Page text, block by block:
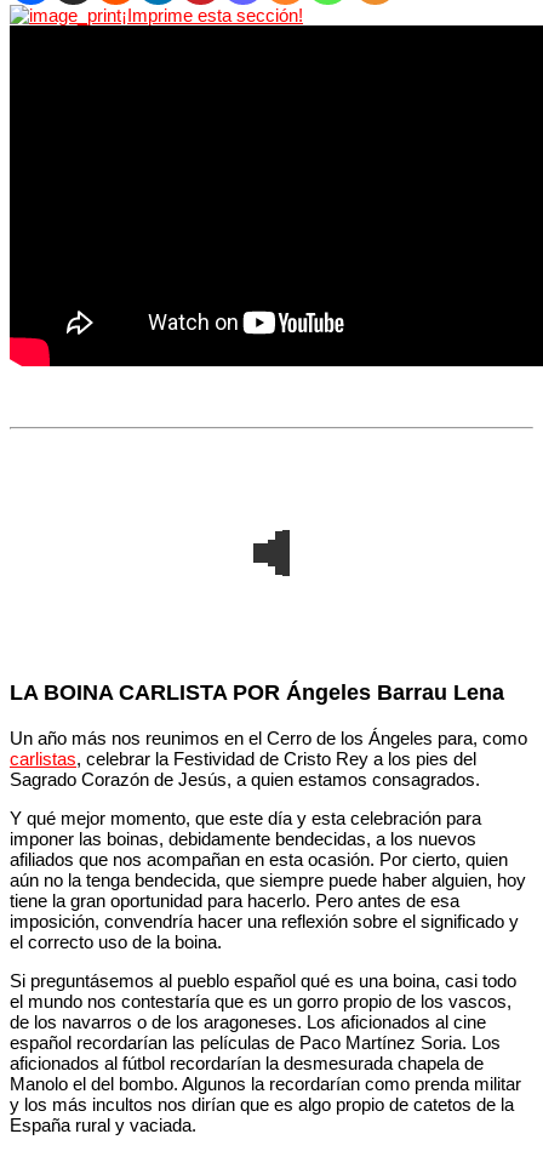
¡Imprime esta sección!
LA BOINA CARLISTA POR Ángeles Barrau Lena
Un año más nos reunimos en el Cerro de los Ángeles para, como
carlistas, celebrar la Festividad de Cristo Rey a los pies del
Sagrado Corazón de Jesús, a quien estamos consagrados.
Y qué mejor momento, que este día y esta celebración para
imponer las boinas, debidamente bendecidas, a los nuevos
afiliados que nos acompañan en esta ocasión. Por cierto, quien
aún no la tenga bendecida, que siempre puede haber alguien, hoy
tiene la gran oportunidad para hacerlo. Pero antes de esa
imposición, convendría hacer una reflexión sobre el significado y
el correcto uso de la boina.
Si preguntásemos al pueblo español qué es una boina, casi todo
el mundo nos contestaría que es un gorro propio de los vascos,
de los navarros o de los aragoneses. Los aficionados al cine
español recordarían las películas de Paco Martínez Soria. Los
aficionados al fútbol recordarían la desmesurada chapela de
Manolo el del bombo. Algunos la recordarían como prenda militar
y los más incultos nos dirían que es algo propio de catetos de la
España rural y vaciada.